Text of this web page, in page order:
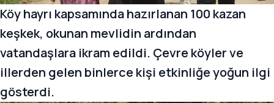
Köy hayrı kapsamında hazırlanan 100 kazan
keşkek, okunan mevlidin ardından
vatandaşlara ikram edildi. Çevre köyler ve
illerden gelen binlerce kişi etkinliğe yoğun ilgi
gösterdi.